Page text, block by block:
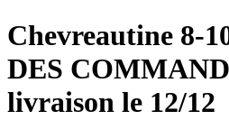
Chevreautine 8-
DES
livraison le 12/12